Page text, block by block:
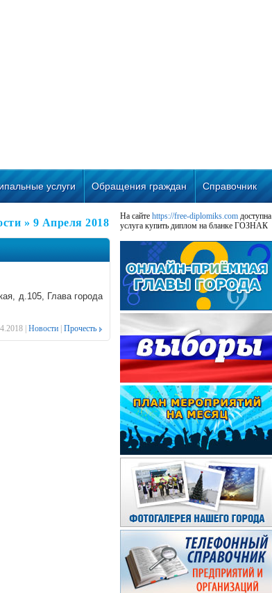
услуги Обращения граждан Справочник
» 9 Апреля 2018
д.105, Глава города
| Новости Прочесть
На сайте https://free-diplomiks.com доступна
услуга купить диплом на бланке ГОЗНАК